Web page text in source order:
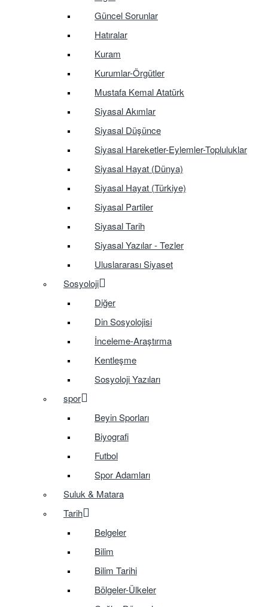
Güncel Sorunlar
Hatıralar
Kuram
Kurumlar-Örgütler
Mustafa Kemal Atatürk
Siyasal Akımlar
Siyasal Düşünce
Siyasal Hareketler-Eylemler-Topluluklar
Siyasal Hayat (Dünya)
Siyasal Hayat (Türkiye)
Siyasal Partiler
Siyasal Tarih
Siyasal Yazılar - Tezler
Uluslararası Siyaset
Sosyoloji
Diğer
Din Sosyolojisi
İnceleme-Araştırma
Kentleşme
Sosyoloji Yazıları
spor
Beyin Sporları
Biyografi
Futbol
Spor Adamları
Suluk & Matara
Tarih
Belgeler
Bilim
Bilim Tarihi
Bölgeler-Ülkeler